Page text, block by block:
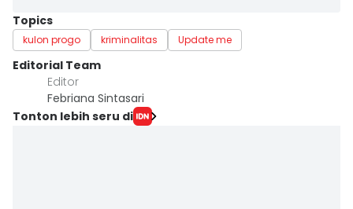
Topics
kulon progo kriminalitas Update me
Editorial Team
Editor
Febriana Sintasari
Tonton lebih seru di